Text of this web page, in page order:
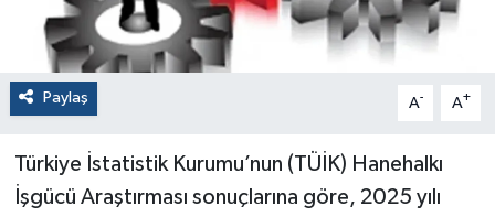
Paylaş A- A+
Türkiye İstatistik Kurumu’nun (TÜİK) Hanehalkı
İşgücü Araştırması sonuçlarına göre, 2025 yılı